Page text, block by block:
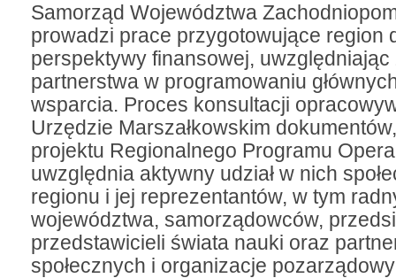
Samorząd Województwa
prowadzi prace przygotowujące region
perspektywy finansowej, uwzględniając
partnerstwa w programowaniu
wsparcia. Proces konsultacji
Urzędzie Marszałkowskim
projektu Regionalnego Programu
uwzględnia aktywny udział w nich
regionu i jej reprezentantów, w tym
województwa, samorządowców,
przedstawicieli świata nauki oraz
społecznych i organizacje